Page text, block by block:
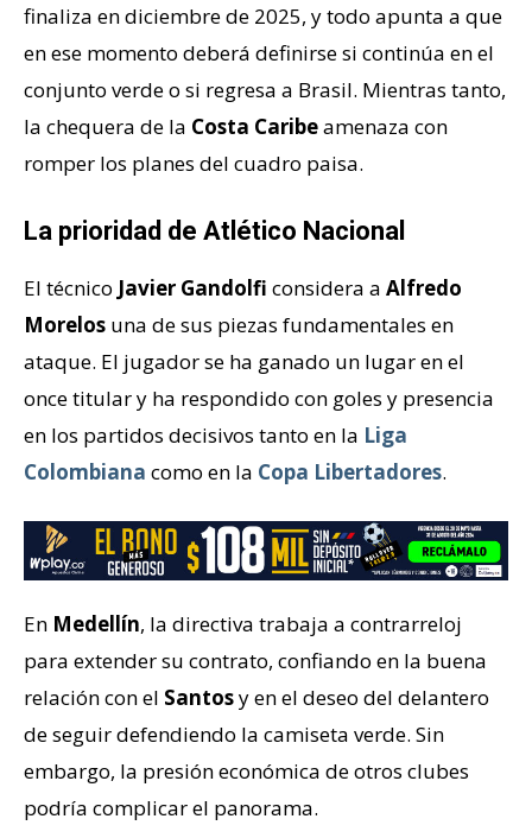
finaliza en diciembre de 2025, y todo apunta a que
en ese momento deberá definirse si continúa en el
conjunto verde o si regresa a Brasil. Mientras tanto,
la chequera de la Costa Caribeamenaza con
romper los planes del cuadro paisa.
La prioridad de Atlético Nacional
El técnico Javier Gandolfi considera a Alfredo
Morelos una de sus piezas fundamentales en
ataque. El jugador se ha ganado un lugar en el
once titular y ha respondido con goles y presencia
en los partidos decisivos tanto en la Liga
Colombiana como en la Copa Libertadores.
En Medellín, la directiva trabaja a contrarreloj
para extender su contrato, confiando en la buena
relación con el Santosy en el deseo del delantero
de seguir defendiendo la camiseta verde. Sin
embargo, la presión económica de otros clubes
podría complicar el panorama.